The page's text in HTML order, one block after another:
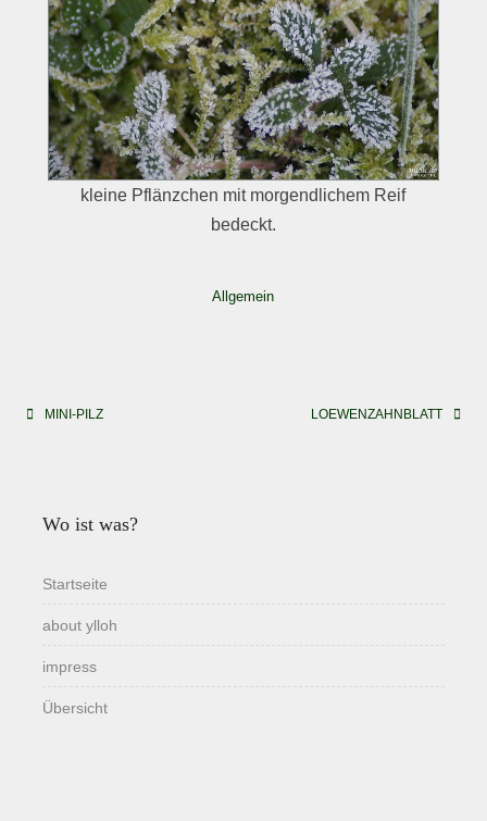
kleine Pflänzchen mit morgendlichem Reif
bedeckt.
Allgemein
Beitragsnavigation
MINI-PILZ LOEWENZAHNBLATT
Wo ist was?
Startseite
about ylloh
impress
Übersicht